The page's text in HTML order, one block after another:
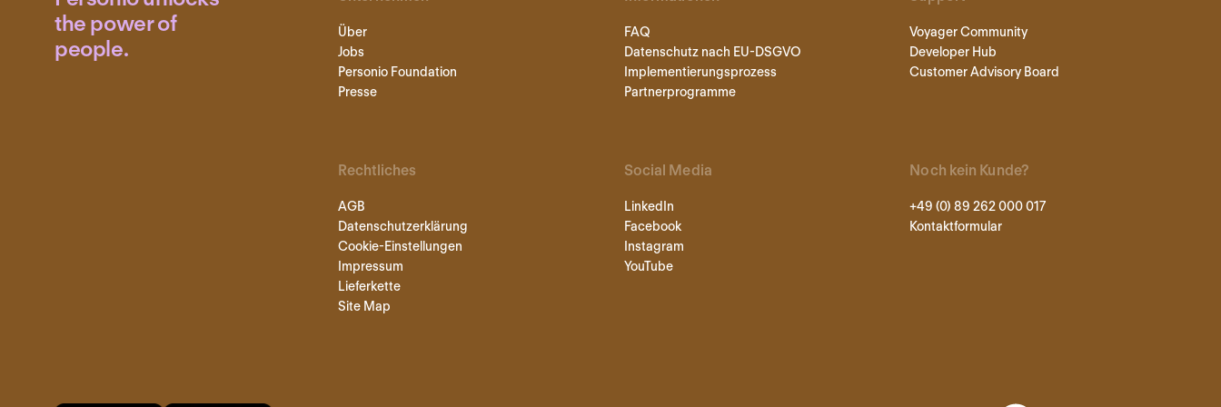
the power of
people.
Über
Jobs
Personio Foundation
Presse
FAQ
Datenschutz nach EU-DSGVO
Implementierungsprozess
Partnerprogramme
Voyager Community
Developer Hub
Customer Advisory Board
Rechtliches
AGB
Datenschutzerklärung
Cookie-Einstellungen
Impressum
Lieferkette
Site Map
Social Media
LinkedIn
Facebook
Instagram
YouTube
Noch kein Kunde?
+49 (0) 89 262 000 017
Kontaktformular